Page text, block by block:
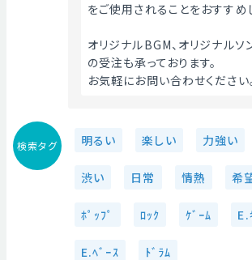
をご使用されることをおすすめ
オリジナルBGM、オリジナル
の受注も承っております。
お気軽にお問い合わせください
検索タグ 明るい 楽しい 力強い
渋い 日常 情熱 希
ﾎﾟｯﾌﾟ ﾛｯｸ ｹﾞｰﾑ E.
E.ﾍﾞｰｽ ﾄﾞﾗﾑ